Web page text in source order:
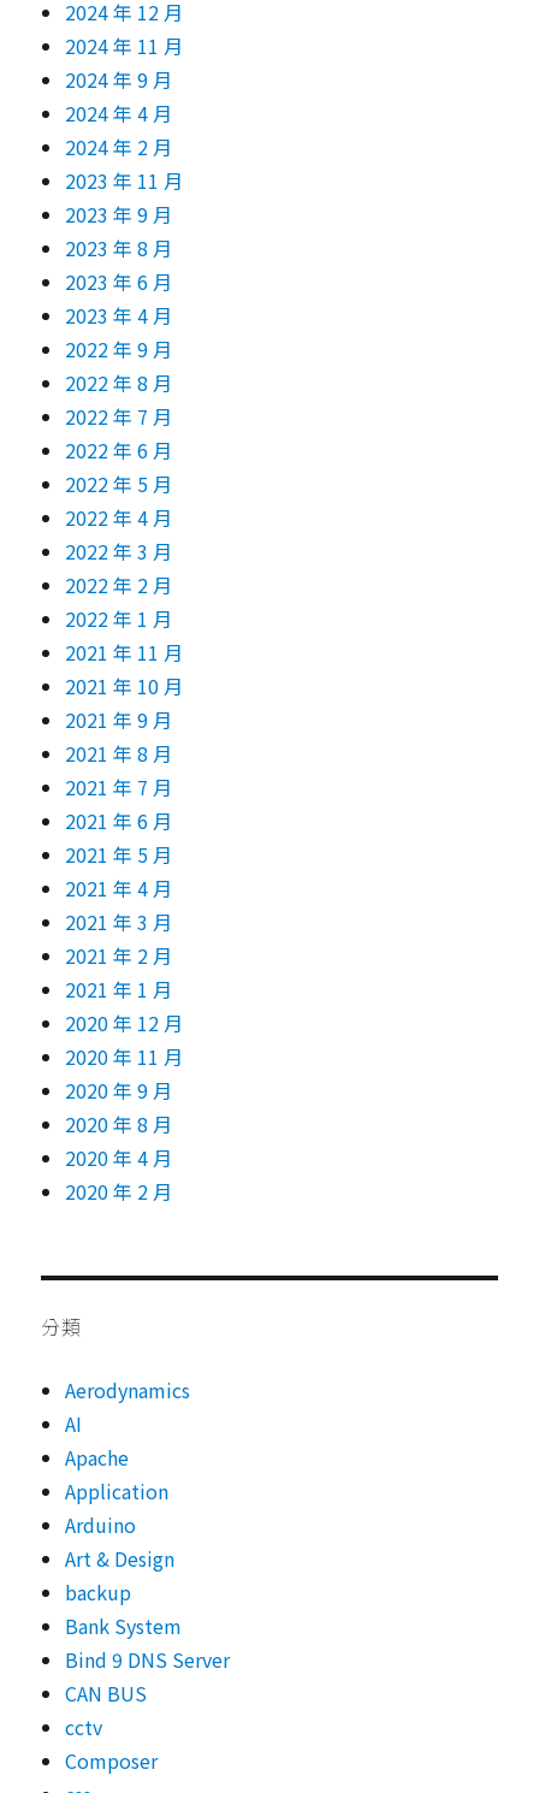
2024 年 12 月
2024 年 11 月
2024 年 9 月
2024 年 4 月
2024 年 2 月
2023 年 11 月
2023 年 9 月
2023 年 8 月
2023 年 6 月
2023 年 4 月
2022 年 9 月
2022 年 8 月
2022 年 7 月
2022 年 6 月
2022 年 5 月
2022 年 4 月
2022 年 3 月
2022 年 2 月
2022 年 1 月
2021 年 11 月
2021 年 10 月
2021 年 9 月
2021 年 8 月
2021 年 7 月
2021 年 6 月
2021 年 5 月
2021 年 4 月
2021 年 3 月
2021 年 2 月
2021 年 1 月
2020 年 12 月
2020 年 11 月
2020 年 9 月
2020 年 8 月
2020 年 4 月
2020 年 2 月
分類
Aerodynamics
AI
Apache
Application
Arduino
Art & Design
backup
Bank System
Bind 9 DNS Server
CAN BUS
cctv
Composer